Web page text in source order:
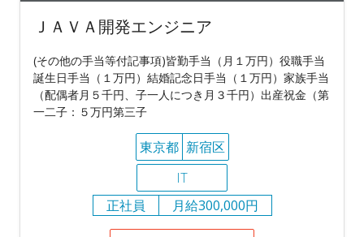
ＪＡＶＡ開発エンジニア
(その他の手当等付記事項)皆勤手当（月１万円）役職手当
誕生日手当（１万円）結婚記念日手当（１万円）家族手当
（配偶者月５千円、子一人につき月３千円）出産祝金（第
一二子：５万円第三子
東京都 新宿区
IT
正社員
月給300,000円